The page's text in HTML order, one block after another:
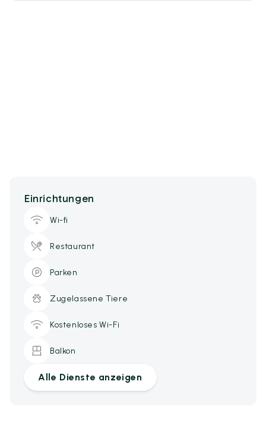
Einrichtungen
Wi-fi
Restaurant
Parken
Zugelassene Tiere
Kostenloses Wi-Fi
Balkon
Alle Dienste anzeigen